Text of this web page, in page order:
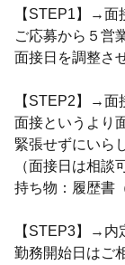
【STEP1】→面
ご応募から５営
面接日を調整さ
【STEP2】→面
面接というより
緊張せずにいら
（面接日は相談
持ち物：履歴書
【STEP3】→内
勤務開始日はご